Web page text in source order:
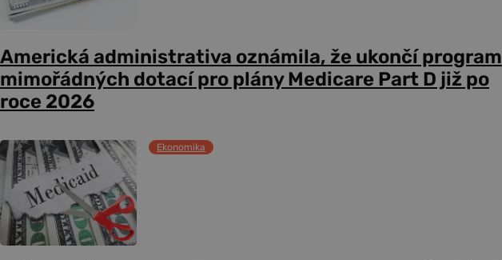
Americká administrativa oznámila, že ukončí program
mimořádných dotací pro plány Medicare Part D již po
roce 2026
Ekonomika